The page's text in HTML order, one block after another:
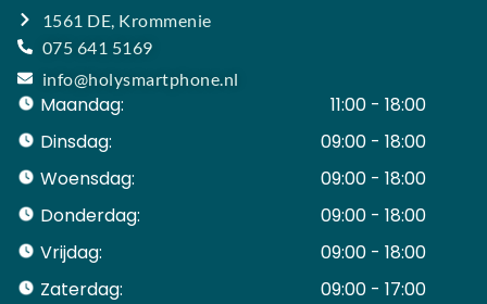
1561 DE, Krommenie
075 641 5169
info@holysmartphone.nl
Maandag:
11:00 - 18:00
Dinsdag:
09:00 - 18:00
Woensdag:
09:00 - 18:00
Donderdag:
09:00 - 18:00
Vrijdag:
09:00 - 18:00
Zaterdag:
09:00 - 17:00